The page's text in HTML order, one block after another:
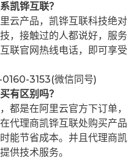
凯铧互联？
云产品，凯铧互联科技绝对
，接触过的人都说好，服务
联官网热线电话，即可享受
3153(微信同号)
有区别吗？
都是在阿里云官方下订单，
代理商凯铧互联处购买产品
能节省成本。并且代理商凯
供技术服务。